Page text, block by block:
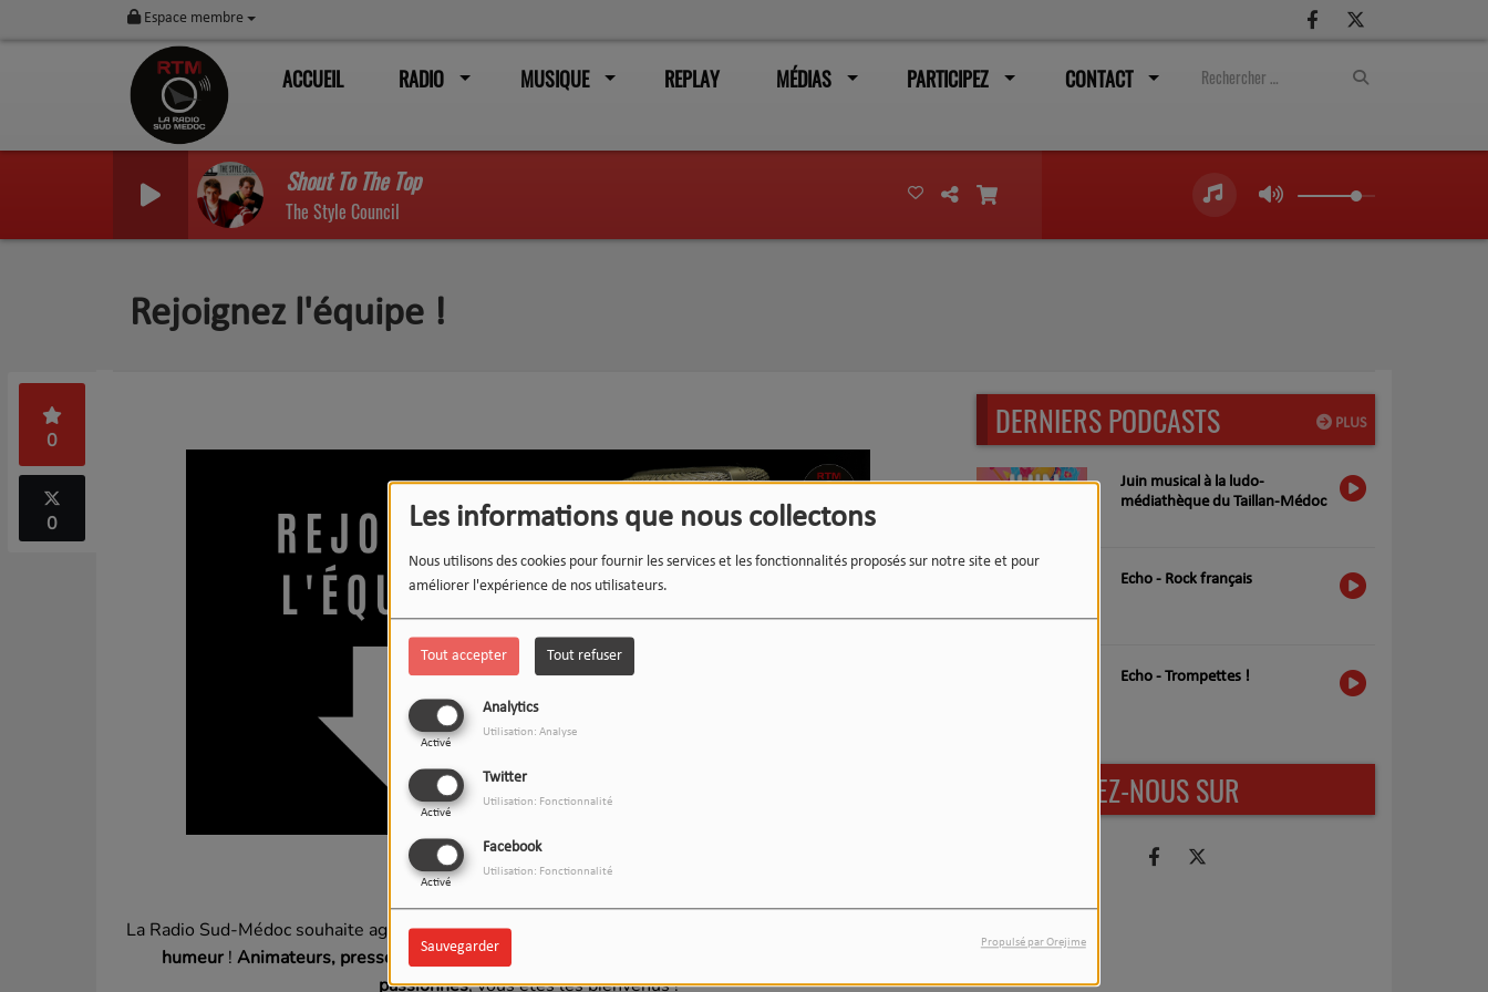
Les informations que nous collectons
Nous utilisons des cookies pour fournir les services et les fonctionnalités proposés sur notre site et pour
améliorer l'expérience de nos utilisateurs.
Tout accepter Tout refuser
Analytics
Activé
Utilisation: Analyse
Twitter
Activé
Utilisation: Fonctionnalité
Facebook
Activé
Utilisation: Fonctionnalité
Sauvegarder Propulsé par Orejime
Espace membre
ACCUEIL RADIO MUSIQUE REPLAY MÉDIAS PARTICIPEZ CONTACT
Shout To The Top
The Style Council
Rejoignez l'équipe !
0
0
RTM RECRUTE !
La Radio Sud-Médoc souhaite agrandir son équipe
humeur! Animateurs, presse écrite, gestion des réseaux sociaux, professionnels ou simples
passionnés, vous êtes les bienvenus !
PLUS
DERNIERS PODCASTS
Juin musical à la ludo-
médiathèque du Taillan-Médoc
Echo - Rock français
Echo - Trompettes !
RETROUVEZ-NOUS SUR